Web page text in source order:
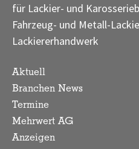
für Lackier- und
Fahrzeug- und Metall-
Lackiererhandwerk
Aktuell
Branchen News
Termine
Mehrwert AG
Anzeigen